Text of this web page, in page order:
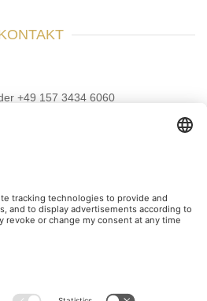
+49 157 3434 6060
UNS AUCH HIER
unseren
informiert.